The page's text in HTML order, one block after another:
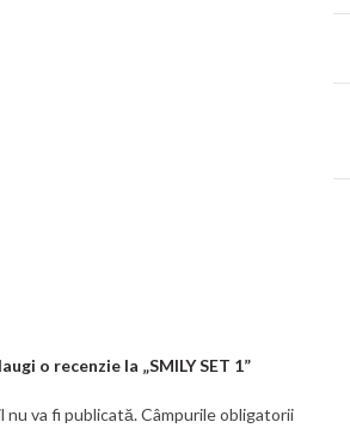
o recenzie la „SMILY SET 1”
nu va fi publicată. Câmpurile obligatorii